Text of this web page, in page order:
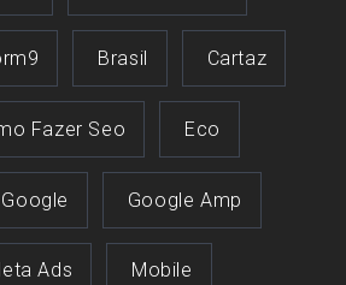
Brasil Cartaz
Fazer Seo Eco
Google Google Amp
Ads Mobile